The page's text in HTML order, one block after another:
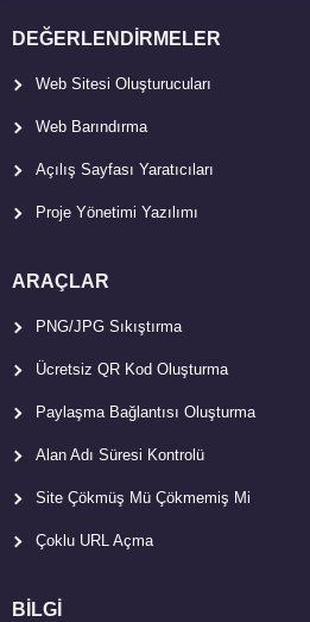
DEĞERLENDIRMELER
Web Sitesi Oluşturucuları
Web Barındırma
Açılış Sayfası Yaratıcıları
Proje Yönetimi Yazılımı
ARAÇLAR
PNG/JPG Sıkıştırma
Ücretsiz QR Kod Oluşturma
Paylaşma Bağlantısı Oluşturma
Alan Adı Süresi Kontrolü
Site Çökmüş Mü Çökmemiş Mi
Çoklu URL Açma
BİLGİ